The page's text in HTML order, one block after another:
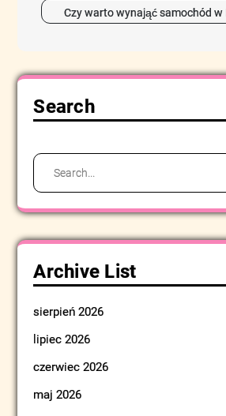
Czy warto wynająć samochód w
Search
Search
Archive List
sierpień 2026
lipiec 2026
czerwiec 2026
maj 2026